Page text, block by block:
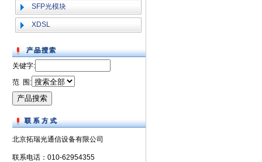
SFP光模块
XDSL
关键字:
范 围:
北京拓瑞光通信设备有限公司
联系电话：010-62954355